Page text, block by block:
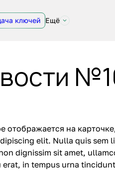
ключей Ещё
на
elit. Nulla quis
dignissim sit amet,
in tempus urna